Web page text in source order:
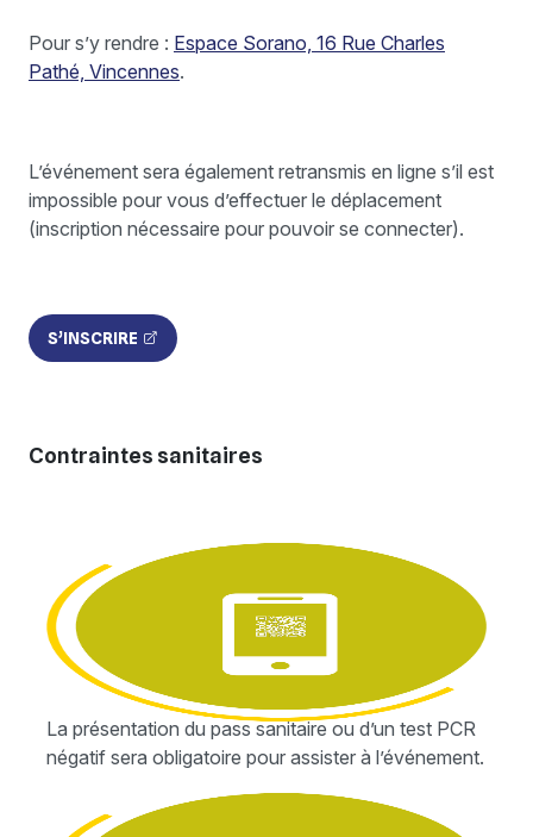
Pour s’y rendre : Espace Sorano, 16 Rue Charles
Pathé, Vincennes.
L’événement sera également retransmis en ligne s’il est
impossible pour vous d’effectuer le déplacement
(inscription nécessaire pour pouvoir se connecter).
S’INSCRIRE
Contraintes sanitaires
La présentation du pass sanitaire ou d’un test PCR
négatif sera obligatoire pour assister à l’événement.